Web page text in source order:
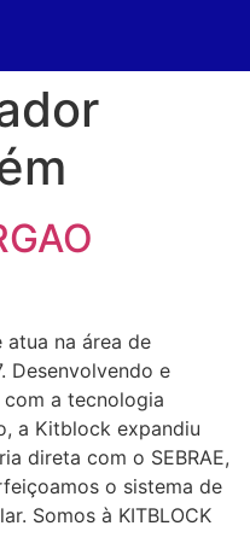
atua na área de
Desenvolvendo e
a tecnologia
a Kitblock expandiu
direta com o SEBRAE,
o sistema de
Somos à KITBLOCK